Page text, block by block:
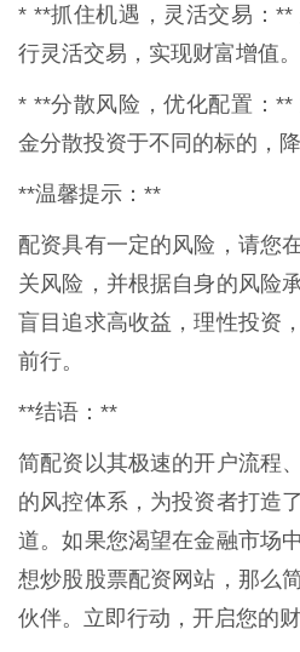
* **抓住机遇，灵活交易：
行灵活交易，实现财富增值。
* **分散风险，优化配置：
金分散投资于不同的标的，降
**温馨提示：**
配资具有一定的风险，请您
关风险，并根据自身的风险
盲目追求高收益，理性投资
前行。
**结语：**
简配资以其极速的开户流程
的风控体系，为投资者打造
道。如果您渴望在金融市场
想炒股股票配资网站，那么
伙伴。立即行动，开启您的